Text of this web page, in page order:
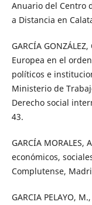
Anuario del Centro
a Distancia en
GARCÍA
Europea en el
políticos e
Ministerio de
Derecho social
43.
GARCÍA
económicos,
Complutense,
GARCIA PELAYO,